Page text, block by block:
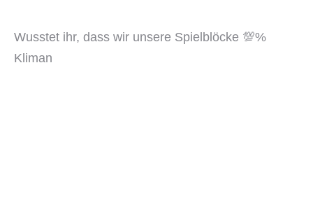
Wusstet ihr, dass wir unsere Spielblöcke 💯%
Kliman